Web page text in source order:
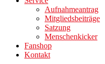
Aufnahmeantrag
Mitgliedsbeiträge
Satzung
Menschenkicker
Fanshop
Kontakt